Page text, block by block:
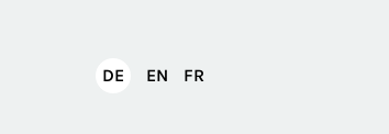
DEDeutsch
EN English
FR